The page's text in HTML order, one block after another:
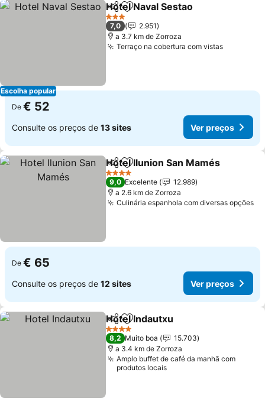
Escolha popular
PartilharAdicionar aos favoritos
Hotel Naval Sestao
3 Estrelas
7,0
2.951
a 3.7 km de Zorroza
Terraço na cobertura com vistas
De € 52
Consulte os preços de 13 sites Ver preços
PartilharAdicionar aos favoritos
Hotel Ilunion San Mamés
4 Estrelas
9,0 Excelente
12.989
a 2.6 km de Zorroza
Culinária espanhola com diversas opções
De € 65
Consulte os preços de 12 sites Ver preços
PartilharAdicionar aos favoritos
Hotel Indautxu
4 Estrelas
8,2 Muito boa
15.703
a 3.4 km de Zorroza
Amplo buffet de café da manhã com
produtos locais